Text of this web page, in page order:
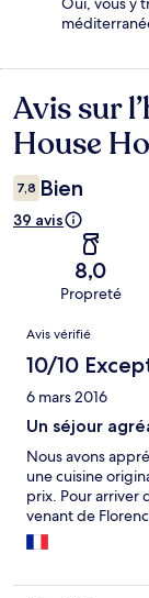
Avis
Avis sur
House
7,8 Bien
39 avis
8,0
Propreté
Avis
Avis vérifié
10/10
6 mars 2016
Un séjour
Nous avons
une cuisine
prix. Pour arriver
venant de